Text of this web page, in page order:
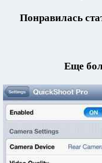
Понравилась
Еще